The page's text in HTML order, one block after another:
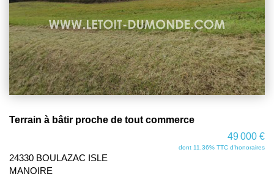
Terrain à bâtir proche de tout commerce
49 000 €
dont 11.36% TTC d'honoraires
24330 BOULAZAC ISLE
MANOIRE